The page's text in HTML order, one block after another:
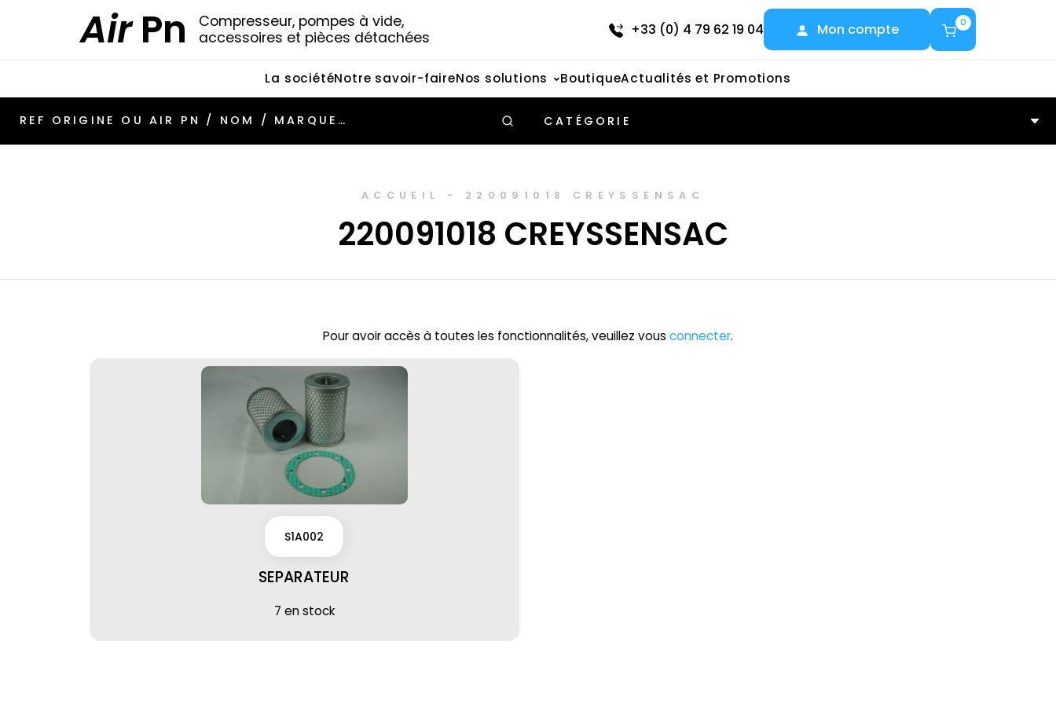
AirPn
Compresseur, pompes à vide,
accessoires et pièces détachées
+33 (0) 4 79 62 19 04 Mon compte 0
La sociétéNotre savoir-faireNos solutions BoutiqueActualités et Promotions
CATÉGORIE
ACCUEIL - 220091018 CREYSSENSAC
220091018 CREYSSENSAC
Pour avoir accès à toutes les fonctionnalités, veuillez vous connecter.
S1A002
SEPARATEUR
7 en stock